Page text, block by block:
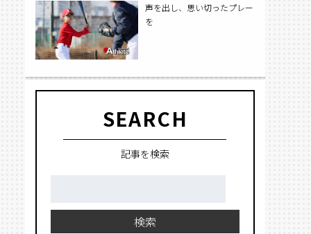
声を出し、思い切ったプレー
を
SEARCH
記事を検索
検索